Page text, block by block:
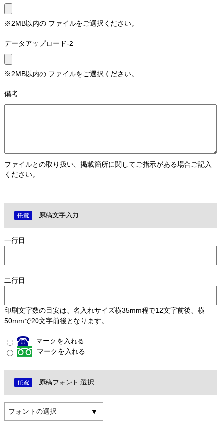
※2MB以内の ファイルをご選択ください。
データアップロード-2
※2MB以内の ファイルをご選択ください。
備考
ファイルとの取り扱い、掲載箇所に関してご指示がある場合ご記入
ください。
原稿文字入力
一行目
二行目
印刷文字数の目安は、名入れサイズ横35mm程で12文字前後、横
50mmで20文字前後となります。
マークを入れる
マークを入れる
原稿フォント 選択
フォントの選択